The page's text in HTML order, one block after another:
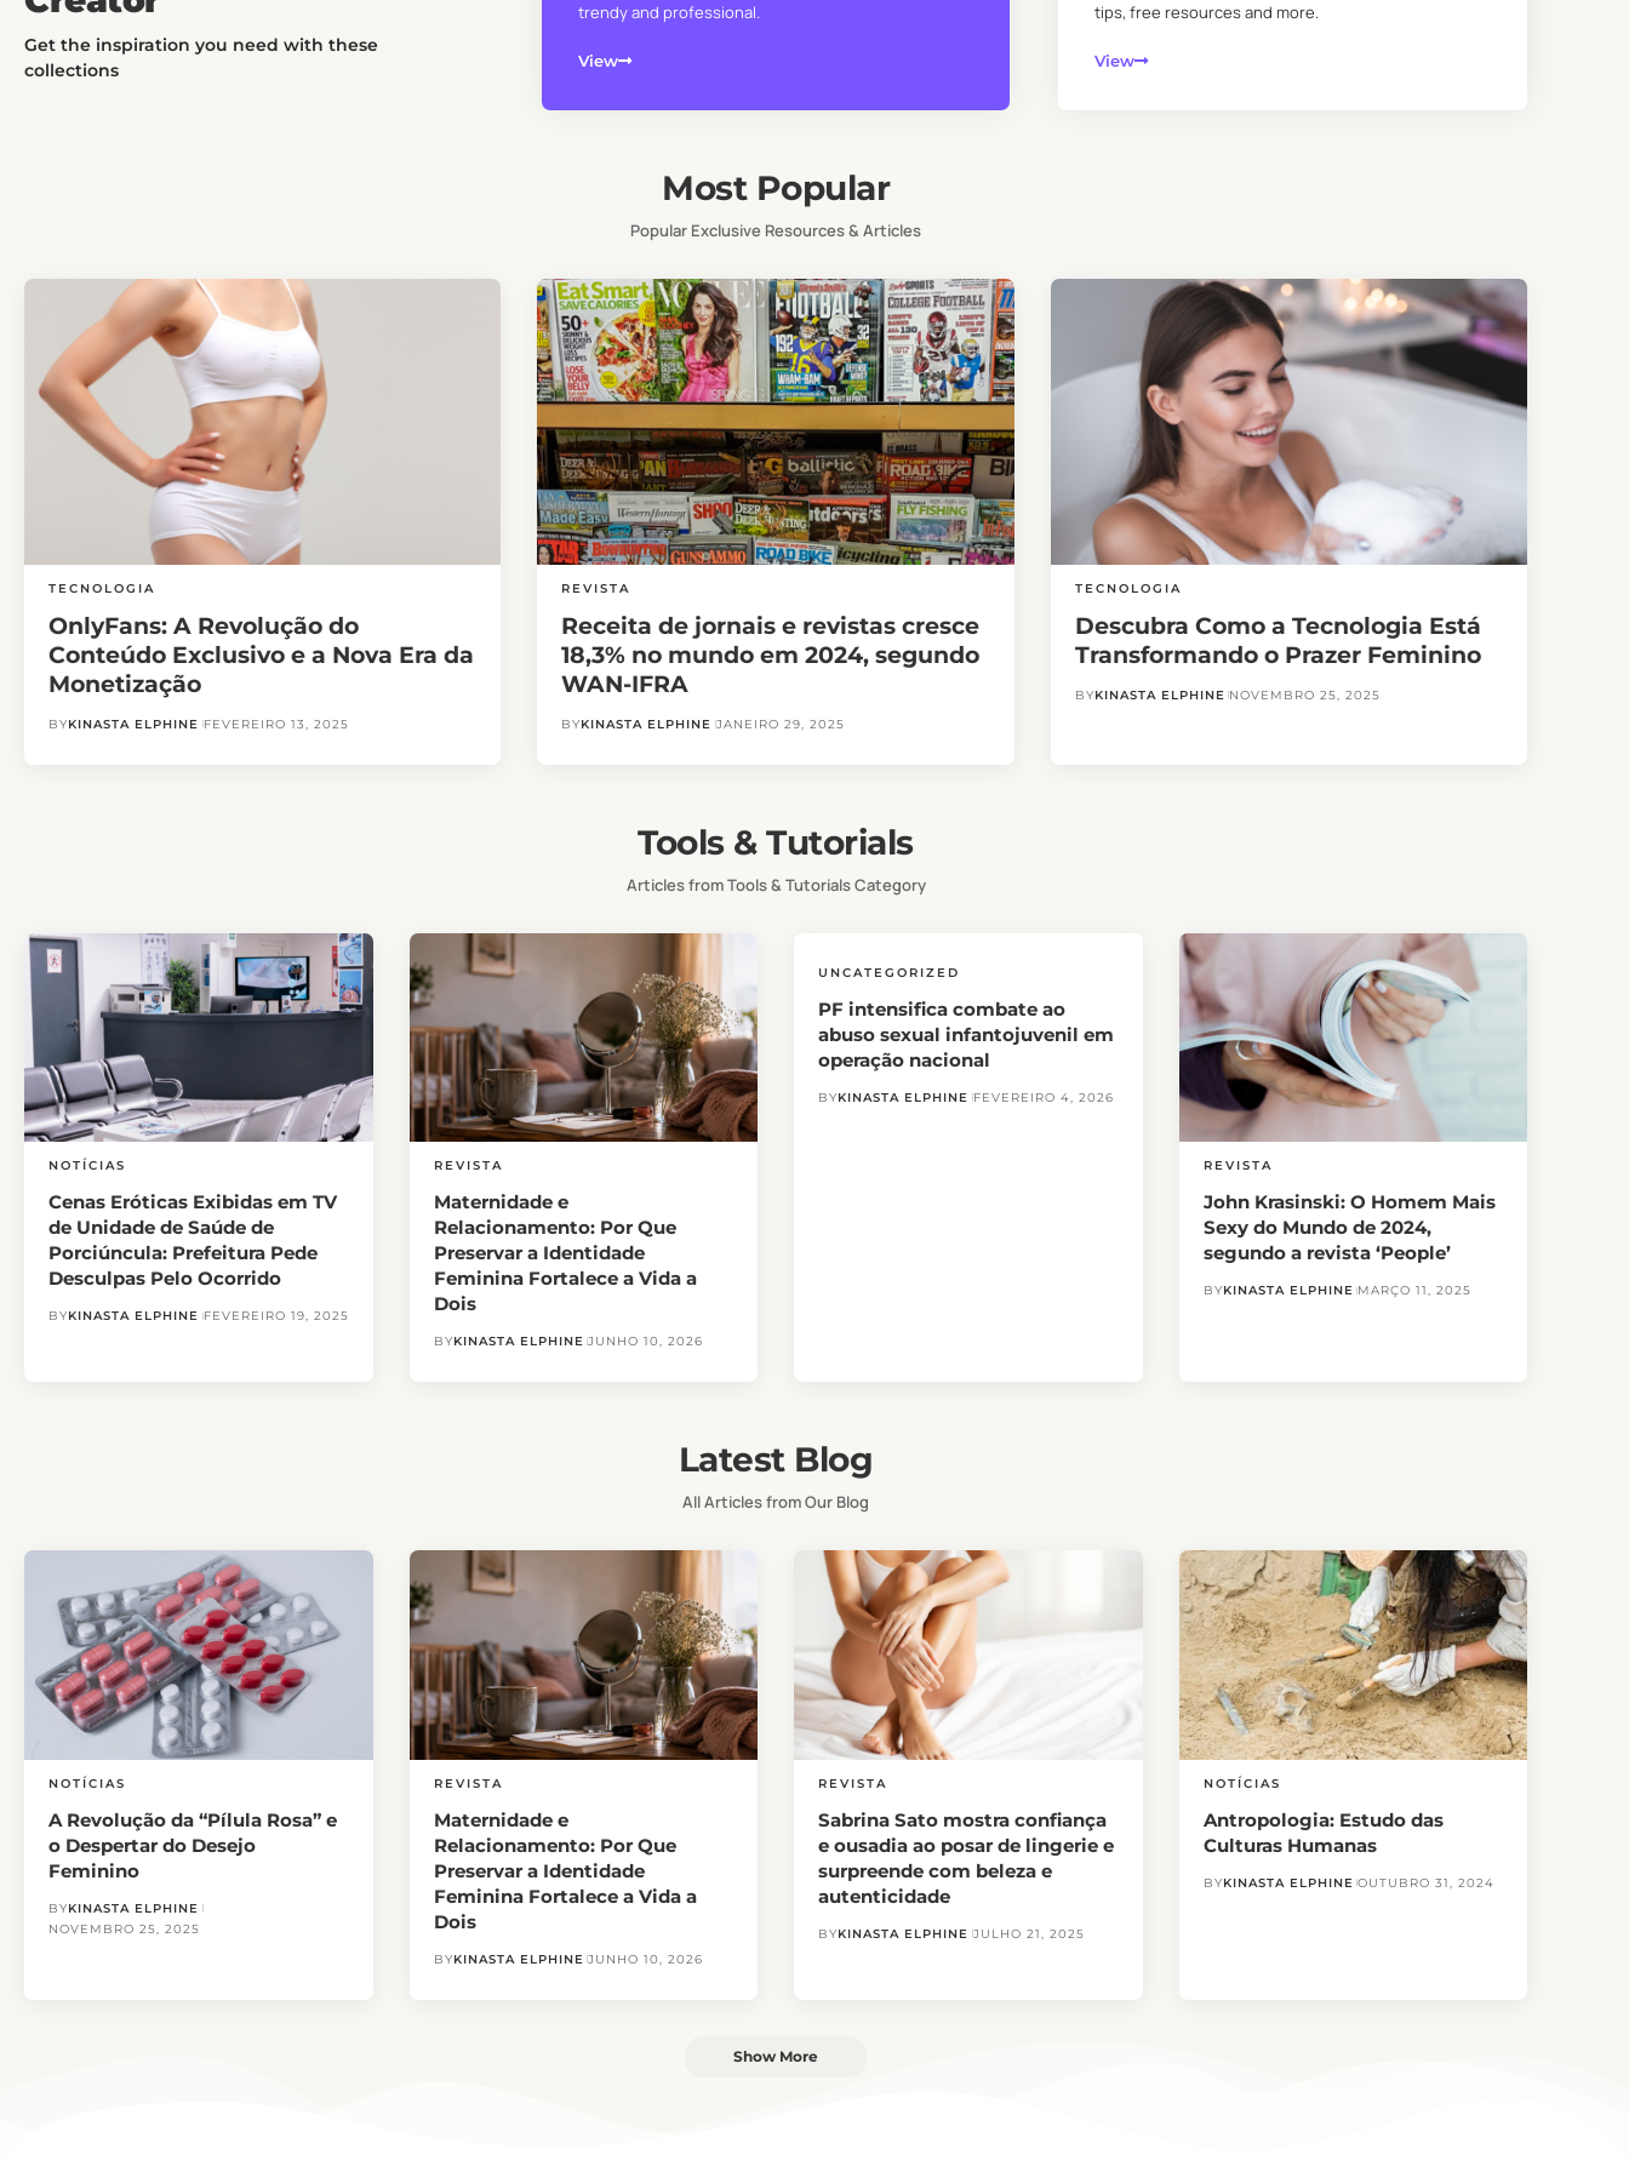
Get the inspiration you need with these
collections
trendy and professional.
View
tips, free resources and more.
View
Most Popular
Popular Exclusive Resources & Articles
TECNOLOGIA
OnlyFans: A Revolução do
Conteúdo Exclusivo e a Nova Era da
Monetização
BYKINASTA ELPHINE FEVEREIRO 13, 2025
REVISTA
Receita de jornais e revistas cresce
18,3% no mundo em 2024, segundo
WAN-IFRA
BYKINASTA ELPHINE JANEIRO 29, 2025
TECNOLOGIA
Descubra Como a Tecnologia Está
Transformando o Prazer Feminino
BYKINASTA ELPHINE NOVEMBRO 25, 2025
Tools & Tutorials
Articles from Tools & Tutorials Category
NOTÍCIAS
Cenas Eróticas Exibidas em TV
de Unidade de Saúde de
Porciúncula: Prefeitura Pede
Desculpas Pelo Ocorrido
BYKINASTA ELPHINE FEVEREIRO 19, 2025
REVISTA
Maternidade e
Relacionamento: Por Que
Preservar a Identidade
Feminina Fortalece a Vida a
Dois
BYKINASTA ELPHINE JUNHO 10, 2026
UNCATEGORIZED
PF intensifica combate ao
abuso sexual infantojuvenil em
operação nacional
BYKINASTA ELPHINE FEVEREIRO 4, 2026
REVISTA
John Krasinski: O Homem Mais
Sexy do Mundo de 2024,
segundo a revista ‘People’
BYKINASTA ELPHINE MARÇO 11, 2025
Latest Blog
All Articles from Our Blog
NOTÍCIAS
A Revolução da “Pílula Rosa” e
o Despertar do Desejo
Feminino
BYKINASTA ELPHINE
NOVEMBRO 25, 2025
REVISTA
Maternidade e
Relacionamento: Por Que
Preservar a Identidade
Feminina Fortalece a Vida a
Dois
BYKINASTA ELPHINE JUNHO 10, 2026
REVISTA
Sabrina Sato mostra confiança
e ousadia ao posar de lingerie e
surpreende com beleza e
autenticidade
BYKINASTA ELPHINE JULHO 21, 2025
NOTÍCIAS
Antropologia: Estudo das
Culturas Humanas
BYKINASTA ELPHINE OUTUBRO 31, 2024
Show More